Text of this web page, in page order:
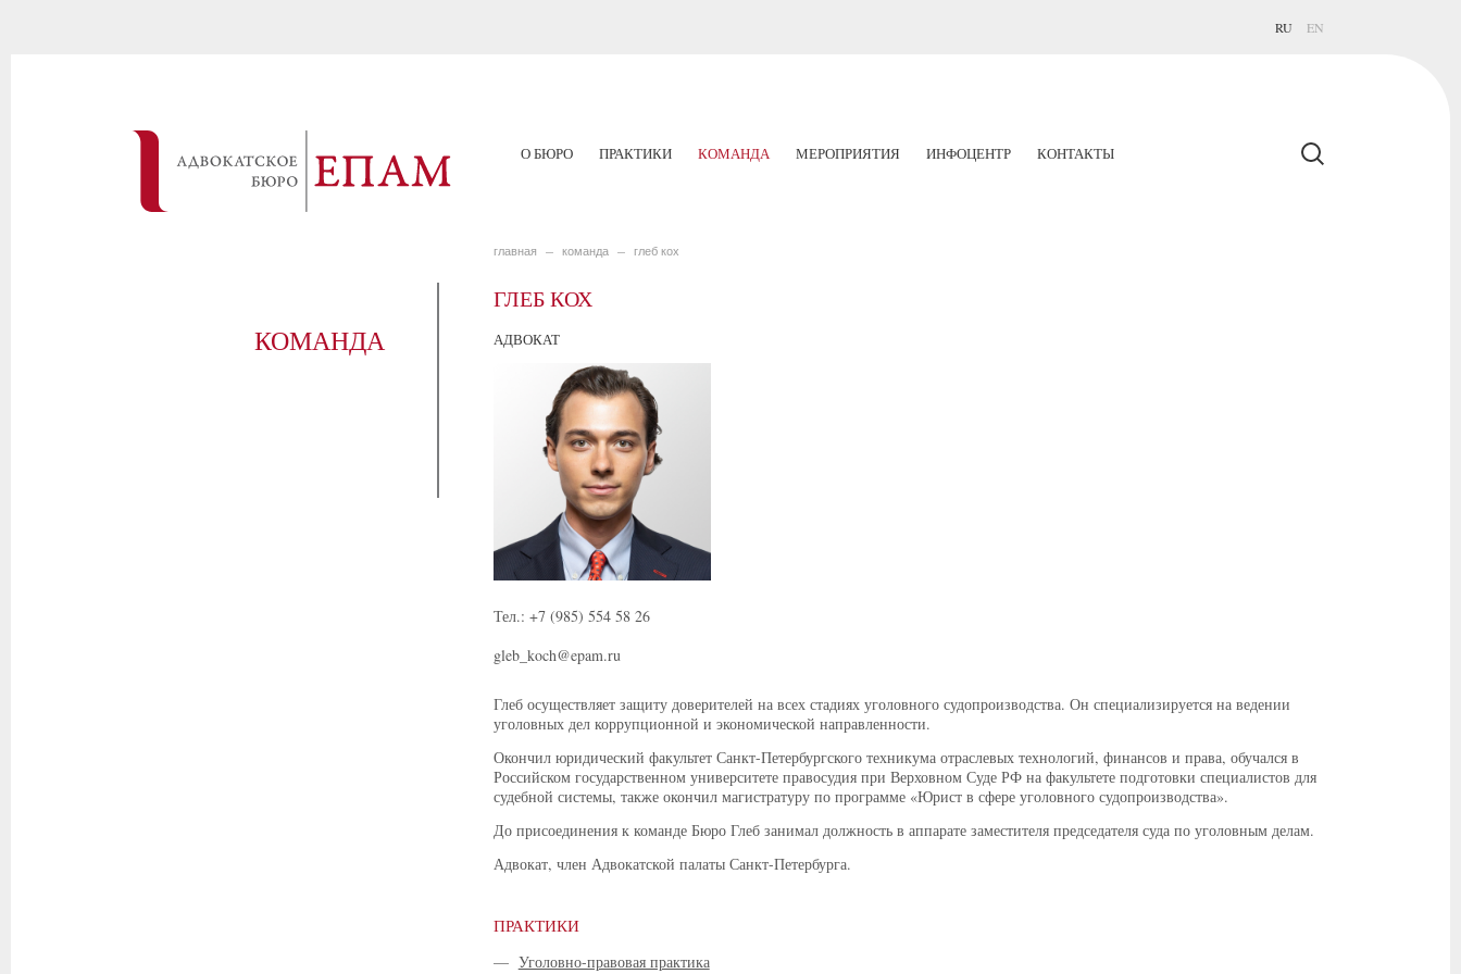
RU EN
О БЮРО ПРАКТИКИ КОМАНДА МЕРОПРИЯТИЯ ИНФОЦЕНТР КОНТАКТЫ
КОМАНДА
главная команда глеб кох
ГЛЕБ КОХ
АДВОКАТ
Тел.: +7 (985) 554 58 26
gleb_koch@epam.ru
Глеб осуществляет защиту доверителей на всех стадиях уголовного судопроизводства. Он специализируется на ведении
уголовных дел коррупционной и экономической направленности.
Окончил юридический факультет Санкт-Петербургского техникума отраслевых технологий, финансов и права, обучался в
Российском государственном университете правосудия при Верховном Суде РФ на факультете подготовки специалистов для
судебной системы, также окончил магистратуру по программе «Юрист в сфере уголовного судопроизводства».
До присоединения к команде Бюро Глеб занимал должность в аппарате заместителя председателя суда по уголовным делам.
Адвокат, член Адвокатской палаты Санкт-Петербурга.
ПРАКТИКИ
— Уголовно-правовая практика